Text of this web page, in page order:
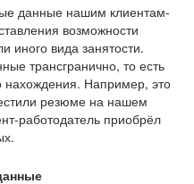
данные нашим клиентам-
возможности
иного вида занятости.
трансгранично, то есть
Например, это
резюме на нашем
работодатель приобрёл